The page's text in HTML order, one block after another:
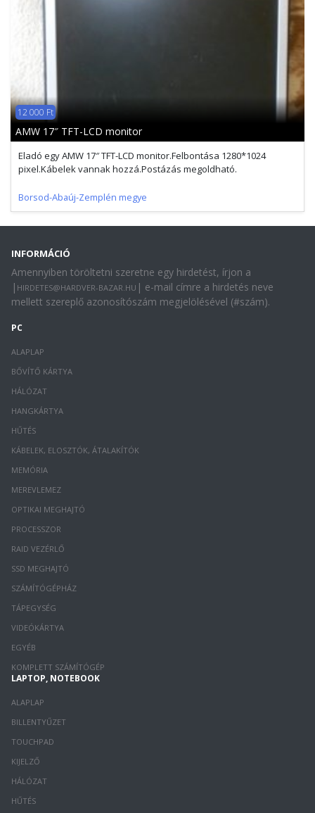
12 000 Ft
AMW 17″ TFT-LCD monitor
Eladó egy AMW 17″ TFT-LCD monitor.Felbontása 1280*1024
pixel.Kábelek vannak hozzá.Postázás megoldható.
Borsod-Abaúj-Zemplén megye
INFORMÁCIÓ
Amennyiben töröltetni szeretne egy hirdetést, írjon a
| HIRDETES@HARDVER-BAZAR.HU | e-mail címre a hirdetés neve
mellett szereplő azonosítószám megjelölésével (#szám).
PC
ALAPLAP
BŐVÍTŐ KÁRTYA
HÁLÓZAT
HANGKÁRTYA
HŰTÉS
KÁBELEK, ELOSZTÓK, ÁTALAKÍTÓK
MEMÓRIA
MEREVLEMEZ
OPTIKAI MEGHAJTÓ
PROCESSZOR
RAID VEZÉRLŐ
SSD MEGHAJTÓ
SZÁMÍTÓGÉPHÁZ
TÁPEGYSÉG
VIDEÓKÁRTYA
EGYÉB
KOMPLETT SZÁMÍTÓGÉP
LAPTOP, NOTEBOOK
ALAPLAP
BILLENTYŰZET
TOUCHPAD
KIJELZŐ
HÁLÓZAT
HŰTÉS